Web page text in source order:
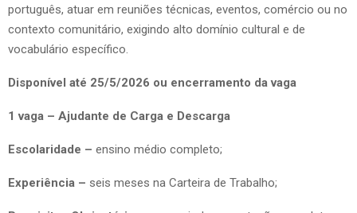
português, atuar em reuniões técnicas, eventos, comércio ou no
contexto comunitário, exigindo alto domínio cultural e de
vocabulário específico.
Disponível até 25/5/2026 ou encerramento da vaga
1 vaga – Ajudante de Carga e Descarga
Escolaridade – ensino médio completo;
Experiência – seis meses na Carteira de Trabalho;